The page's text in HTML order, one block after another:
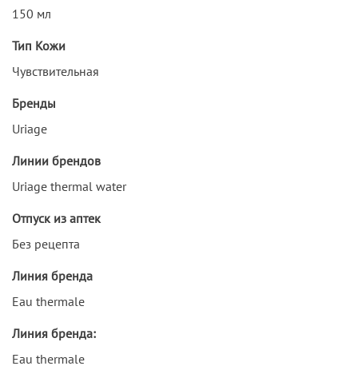
150 мл
Тип Кожи
Чувствительная
Бренды
Uriage
Линии брендов
Uriage thermal water
Отпуск из аптек
Без рецепта
Линия бренда
Eau thermale
Линия бренда:
Eau thermale